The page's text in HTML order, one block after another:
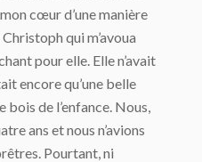
cœur d’une manière
qui m’avoua
pour elle. Elle n’avait
encore qu’une belle
bois de l’enfance. Nous,
ans et nous n’avions
Pourtant, ni